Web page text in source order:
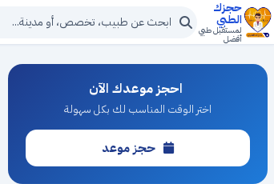
حجزك
الطبي
لمستقبل طبي
أفضل
احجز موعدك الآن
اختر الوقت المناسب لك بكل سهولة
حجز موعد